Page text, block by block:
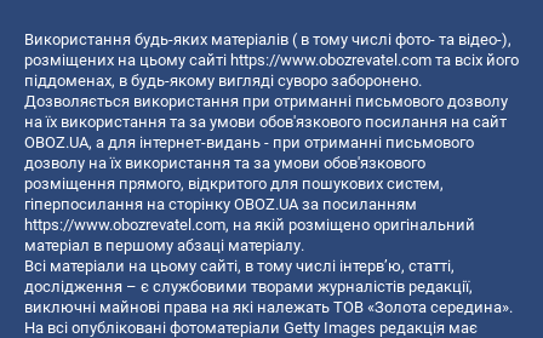
Використання будь-яких матеріалів ( в тому числі фото- та відео-),
розміщених на цьому сайті https://www.obozrevatel.com та всіх його
піддоменах, в будь-якому вигляді суворо заборонено.
Дозволяється використання при отриманні письмового дозволу
на їх використання та за умови обов'язкового посилання на сайт
OBOZ.UA, а для інтернет-видань - при отриманні письмового
дозволу на їх використання та за умови обов'язкового
розміщення прямого, відкритого для пошукових систем,
гіперпосилання на сторінку OBOZ.UA за посиланням
https://www.obozrevatel.com, на якій розміщено оригінальний
матеріал в першому абзаці матеріалу.
Всі матеріали на цьому сайті, в тому числі інтерв’ю, статті,
дослідження – є службовими творами журналістів редакції,
виключні майнові права на які належать ТОВ «Золота середина».
На всі опубліковані фотоматеріали Getty Images редакція має